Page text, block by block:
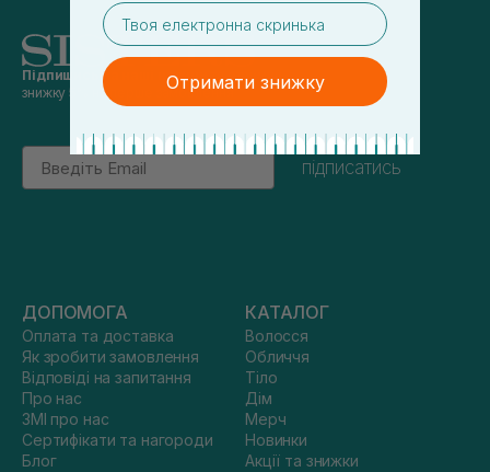
Підпишись на наші новинита отримуй
знижку 5% на перше замовлення
Email
підписатись
ДОПОМОГА
Оплата та доставка
Як зробити замовлення
Відповіді на запитання
Про нас
ЗМІ про нас
Сертифікати та нагороди
Блог
КАТАЛОГ
Волосся
Обличчя
Тіло
Дім
Мерч
Новинки
Акції та знижки
email
Отримати знижку